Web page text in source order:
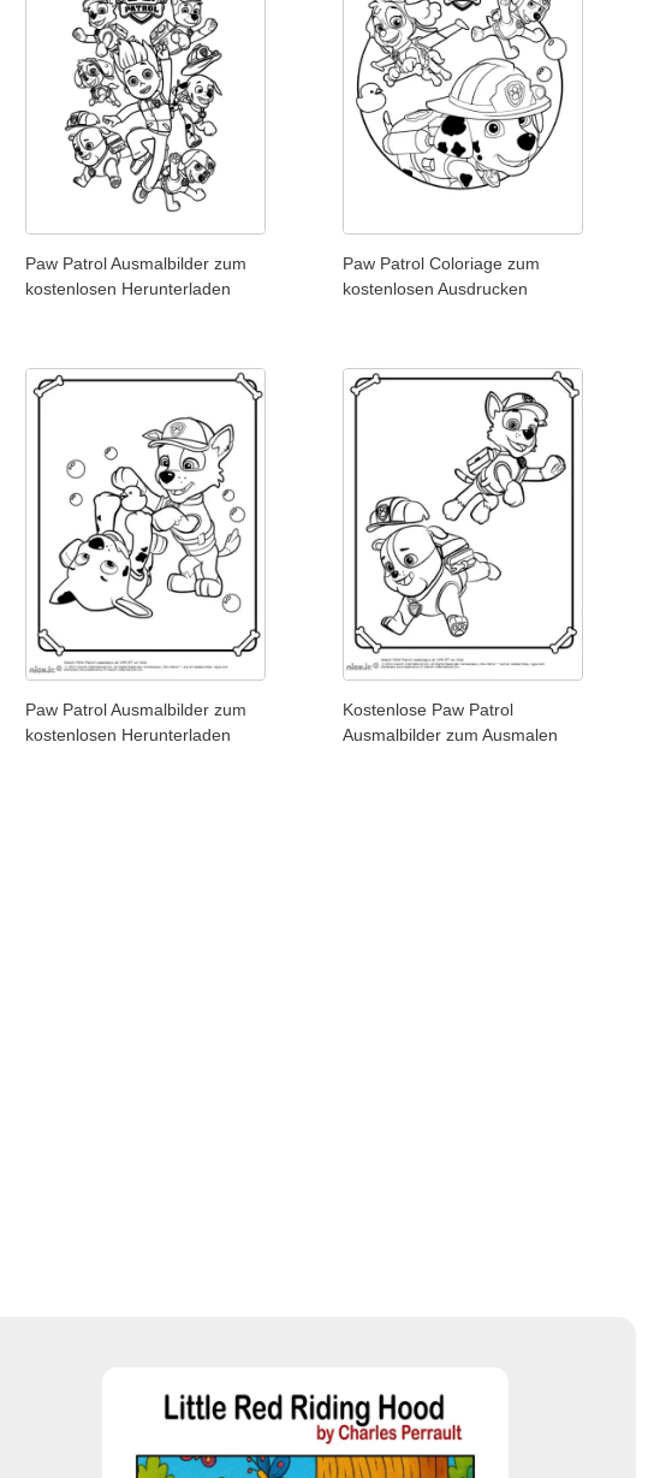
Paw Patrol Ausmalbilder zum
kostenlosen Herunterladen
Paw Patrol Coloriage zum
kostenlosen Ausdrucken
Paw Patrol Ausmalbilder zum
kostenlosen Herunterladen
Kostenlose Paw Patrol
Ausmalbilder zum Ausmalen